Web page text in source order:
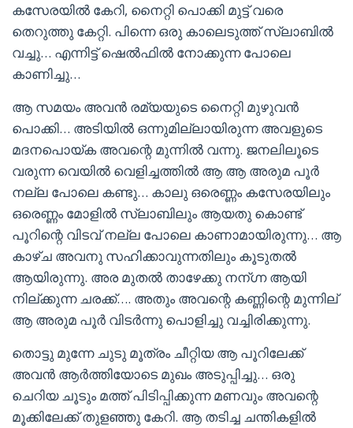
കസേരയിൽ കേറി, നൈറ്റി പൊക്കി മുട്ട് വരെ
തെറുത്തു കേറ്റി. പിന്നെ ഒരു കാലെടുത്ത്‌ സ്ലാബിൽ
വച്ചു… എന്നിട്ട് ഷെൽഫിൽ നോക്കുന്ന പോലെ
കാണിച്ചു…
ആ സമയം അവൻ രമ്യയുടെ നൈറ്റി മുഴുവൻ
പൊക്കി… അടിയിൽ ഒന്നുമില്ലായിരുന്ന അവളുടെ
മദനപൊയ്ക അവന്റെ മുന്നിൽ വന്നു. ജനലിലൂടെ
വരുന്ന വെയിൽ വെളിച്ചത്തിൽ ആ ആ അരുമ പൂർ
നല്ല പോലെ കണ്ടു… കാലു ഒരെണ്ണം കസേരയിലും
ഒരെണ്ണം മോളിൽ സ്ലാബിലും ആയതു കൊണ്ട്
പൂറിന്റെ വിടവ് നല്ല പോലെ കാണാമായിരുന്നു… ആ
കാഴ്ച അവനു സഹിക്കാവുന്നതിലും കൂടുതൽ
ആയിരുന്നു. അര മുതൽ താഴേക്കു നന്ഗ്ന ആയി
നില്ക്കുന്ന ചരക്ക്…. അതും അവന്റെ കണ്ണിന്റെ മുന്നില്
ആ അരുമ പൂർ വിടർന്നു പൊളിച്ചു വച്ചിരിക്കുന്നു.
തൊട്ടു മുന്നേ ചുടു മൂത്രം ചീറ്റിയ ആ പൂറിലേക്ക്
അവൻ ആർത്തിയോടെ മുഖം അടുപ്പിച്ചു… ഒരു
ചെറിയ ചൂടും മത്ത് പിടിപ്പിക്കുന്ന മണവും അവന്റെ
മൂക്കിലേക്ക് തുളഞ്ഞു കേറി. ആ തടിച്ച ചന്തികളിൽ